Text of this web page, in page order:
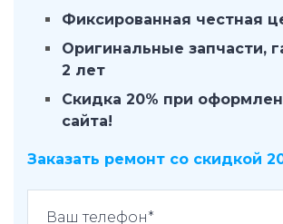
Фиксированная честная
Оригинальные запчасти,
2 лет
Скидка 20% при
сайта!
Заказать ремонт со скидкой